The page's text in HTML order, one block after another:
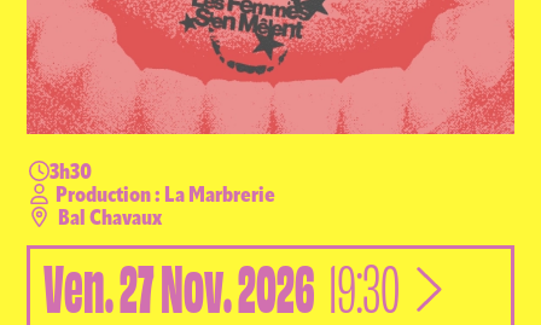
3h30
Production : La Marbrerie
Bal Chavaux
Ven.27Nov.2026 19:30 à